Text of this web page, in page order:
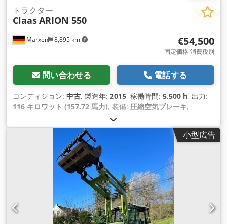
Marxen 8,895 km
トラクター
ClaasARION 550
€54,500
固定価格 消費税別
問い合わせる 電話する
コンディション: 中古, 製造年: 2015, 稼働時間: 5,500 h, 出力:
116 キロワット (157.72 馬力), 装備: 圧縮空気ブレーキ,
小型広告